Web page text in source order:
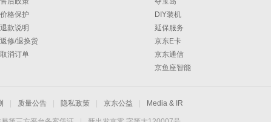
价格保护
退款说明
返修/退换货
取消订单
DIY装机
延保服务
京东E卡
京东通信
京鱼座智能
质量公告 隐私政策 京东公益 Media & IR